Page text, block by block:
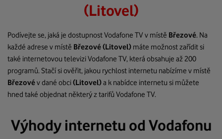
(Litovel)
Podívejte se, jaká je dostupnost Vodafone TV v místě Březové. Na
každé adrese v místě Březové(Litovel) máte možnost zařídit si
také internetovou televizi Vodafone TV, která obsahuje až 200
programů. Stačí si ověřit, jakou rychlost internetu nabízíme v místě
Březovév dané obci(Litovel)a k nabídce internetu si můžete
hned také objednat některý z tarifů Vodafone TV.
Výhody internetu od Vodafonu